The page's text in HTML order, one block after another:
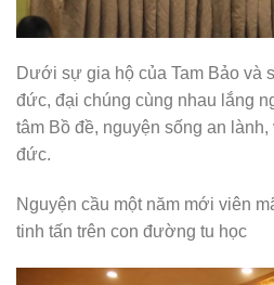
Dưới sự gia hộ của Tam Bảo và
đức, đại chúng cùng nhau lắng
tâm Bồ đề, nguyện sống an
đức.
Nguyện cầu một năm mới viên
tinh tấn trên con đường tu học